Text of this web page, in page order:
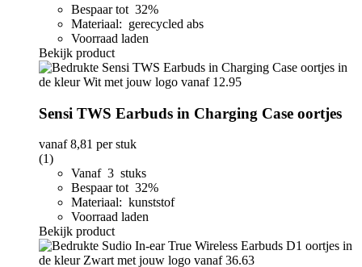
Bespaar tot 32%
Materiaal: gerecycled abs
Voorraad laden
Bekijk product
Sensi TWS Earbuds in Charging Case oortjes
vanaf8,81 per stuk
(1)
Vanaf 3 stuks
Bespaar tot 32%
Materiaal: kunststof
Voorraad laden
Bekijk product